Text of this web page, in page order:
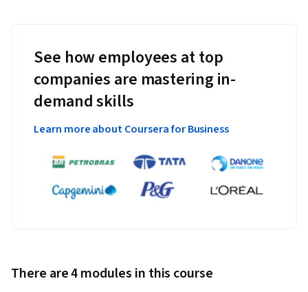
See how employees at top
companies are mastering in-
demand skills
Learn more about Coursera for Business
There are 4 modules in this course